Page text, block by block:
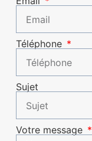
Téléphone
Sujet
Votre message